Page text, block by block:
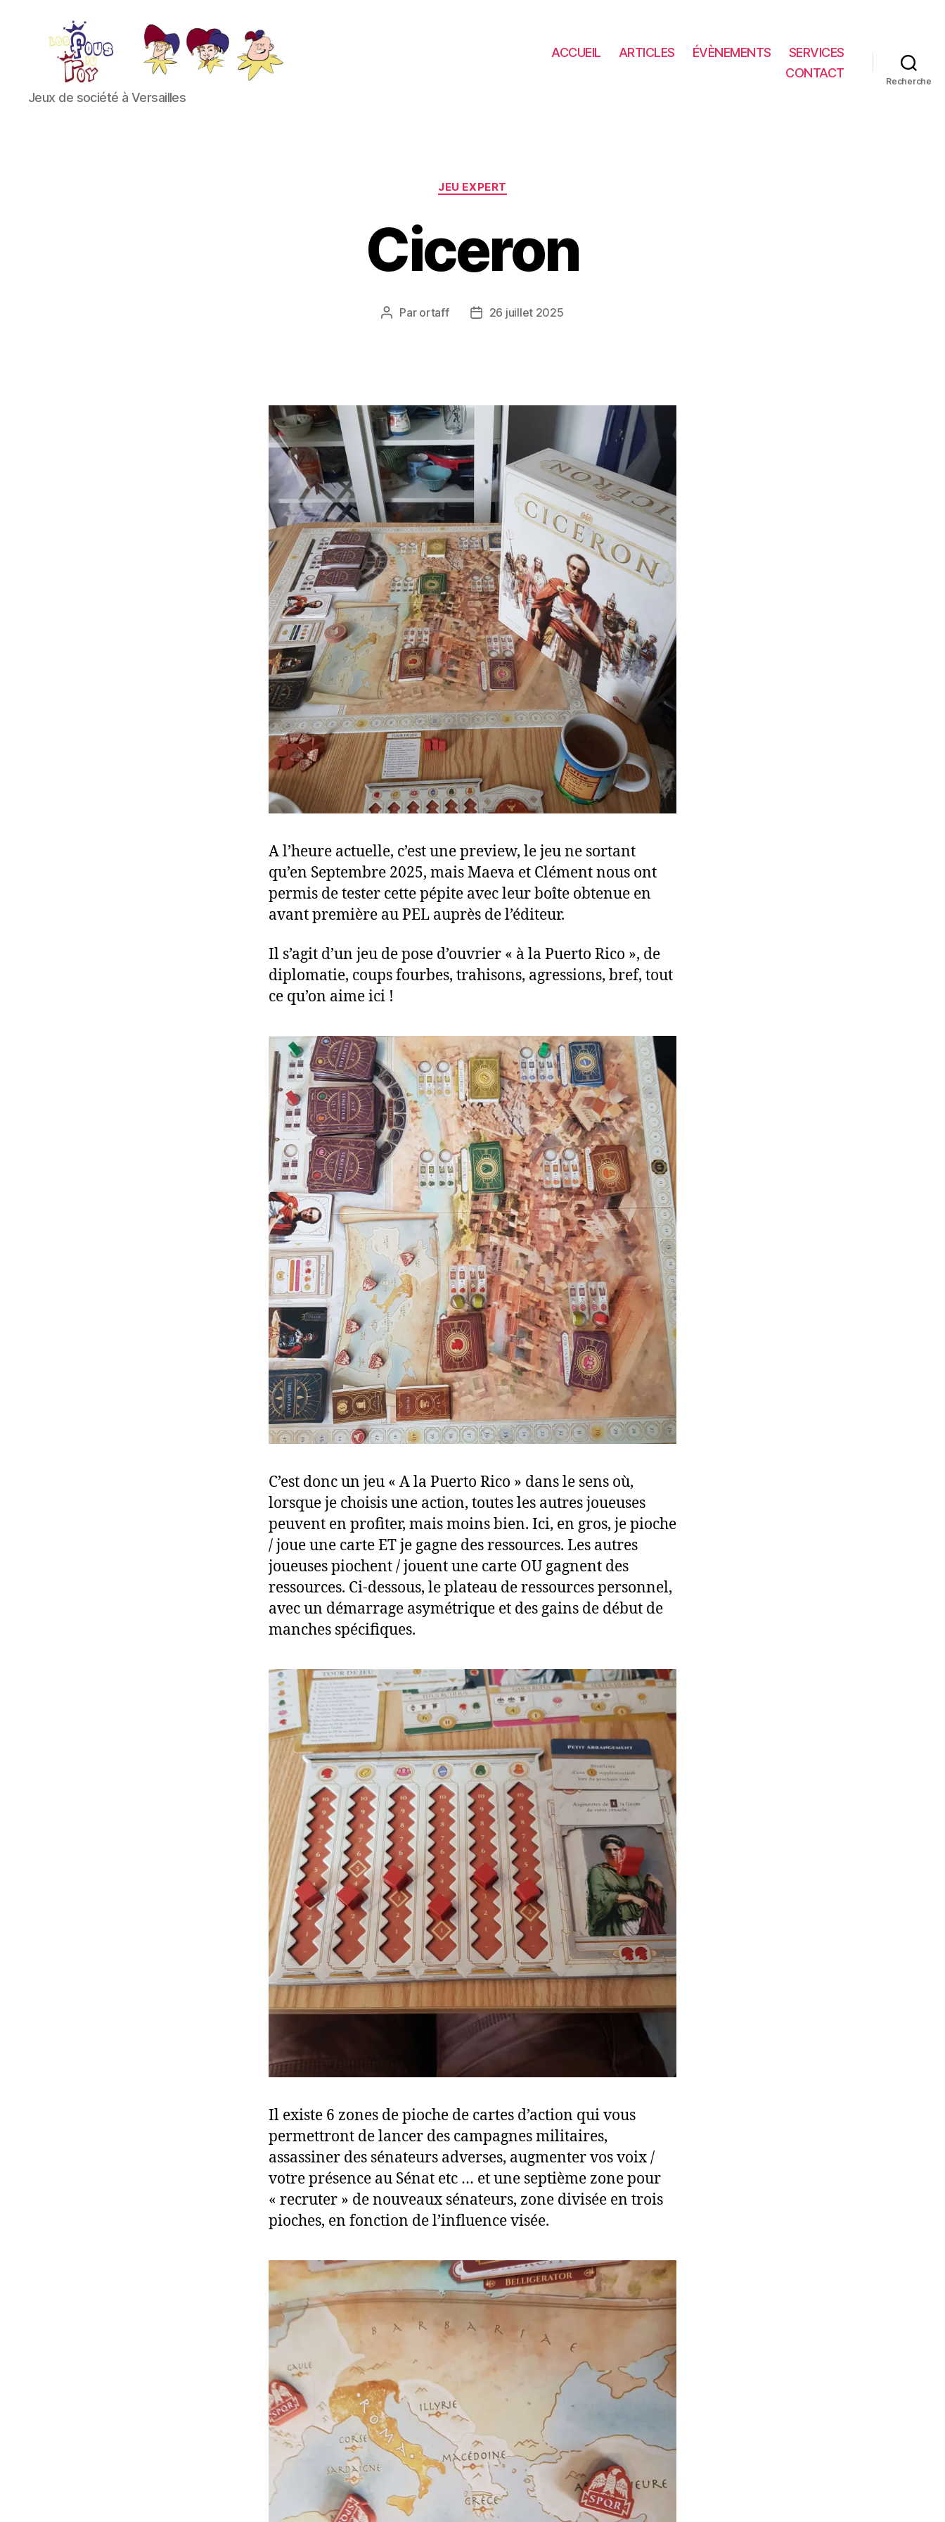
Les
Fous
Jeux de société à Versailles
ACCUEIL ARTICLES ÉVÈNEMENTS
SERVICES
CONTACT
Recherche
Catégories
JEU EXPERT
Ciceron
Auteur
Par ortaff
Date26 juillet 2025
A l’heure actuelle, c’est une preview, le jeu ne sortant
qu’en Septembre 2025, mais Maeva et Clément nous ont
permis de tester cette pépite avec leur boîte obtenue en
avant première au PEL auprès de l’éditeur.
Il s’agit d’un jeu de pose d’ouvrier « à la Puerto Rico », de
diplomatie, coups fourbes, trahisons, agressions, bref, tout
ce qu’on aime ici !
C’est donc un jeu « A la Puerto Rico » dans le sens où,
lorsque je choisis une action, toutes les autres joueuses
peuvent en profiter, mais moins bien. Ici, en gros, je pioche
/ joue une carte ET je gagne des ressources. Les autres
joueuses piochent / jouent une carte OU gagnent des
ressources. Ci-dessous, le plateau de ressources personnel,
avec un démarrage asymétrique et des gains de début de
manches spécifiques.
Il existe 6 zones de pioche de cartes d’action qui vous
permettront de lancer des campagnes militaires,
assassiner des sénateurs adverses, augmenter vos voix /
votre présence au Sénat etc … et une septième zone pour
« recruter » de nouveaux sénateurs, zone divisée en trois
pioches, en fonction de l’influence visée.